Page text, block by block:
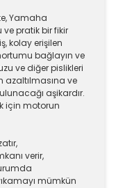
Yamaha
ve pratik bir fikir
kolay erişilen
bağlayın ve
ve diğer pislikleri
azaltılmasına ve
aşikardır.
için motorun
verir,
mümkün